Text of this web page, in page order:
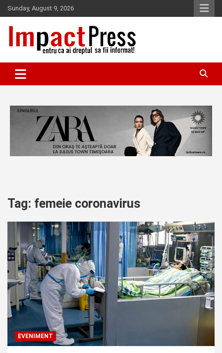
Skip
to
content
Sunday, August 9, 2026
IMPACTPRESS
Tag: femeie coronavirus
EVENIMENT